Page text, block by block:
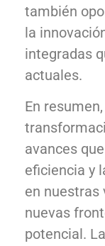
también
la
integradas
actuales.
En
avances
eficiencia y
en nuestras
nuevas
potencial.